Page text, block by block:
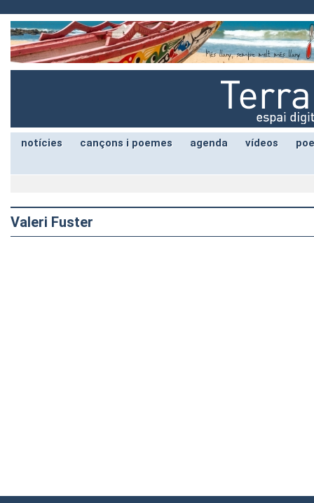
notícies cançons i poemes agenda vídeos
Valeri Fuster